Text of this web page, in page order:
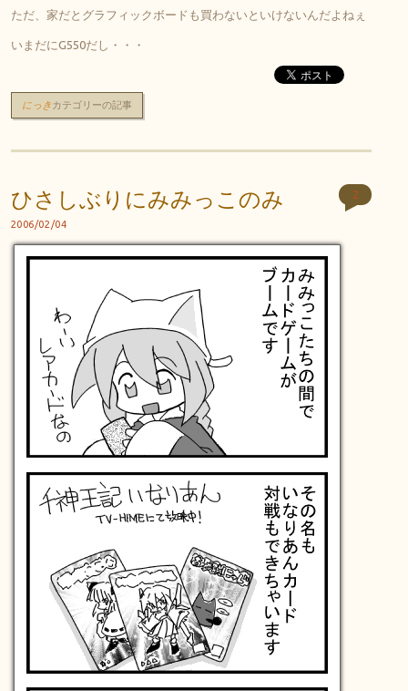
ただ、家だとグラフィックボードも買わないといけないんだよねぇ
いまだにG550だし・・・
にっきカテゴリーの記事
ひさしぶりにみみっこのみ
2006/02/04
2